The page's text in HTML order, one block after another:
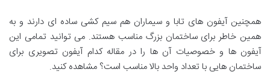
همچنین آیفون های تابا و سیماران هم سیم کشی ساده ای دارند و به
همین خاطر برای ساختمان بزرگ مناسب هستند. می توانید تمامی این
آیفون ها و خصوصیات آن ها را در مقاله کدام آیفون تصویری برای
ساختمان هایی با تعداد واحد بالا مناسب است؟ مشاهده کنید.